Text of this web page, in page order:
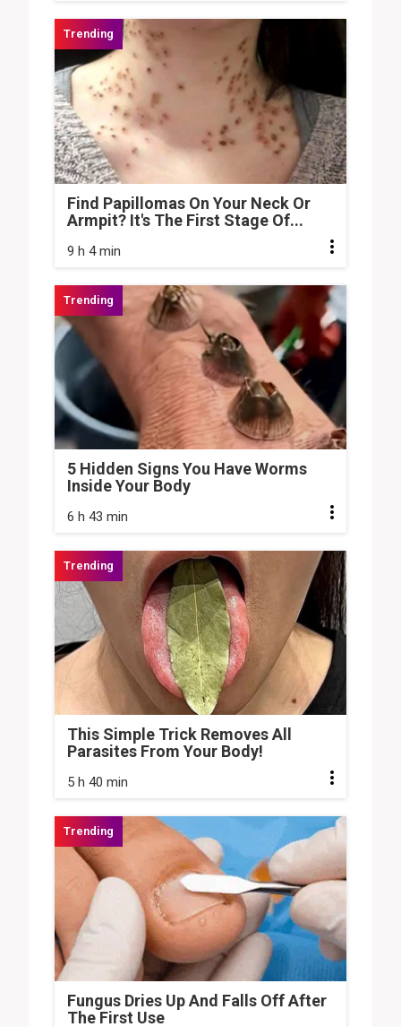
Find Papillomas On Your Neck Or
Armpit? It's The First Stage Of...
9 h 4 min
5 Hidden Signs You Have Worms
Inside Your Body
6 h 43 min
This Simple Trick Removes All
Parasites From Your Body!
5 h 40 min
Fungus Dries Up And Falls Off After
The First Use